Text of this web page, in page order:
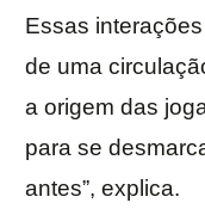
Essas
de uma
a origem das
para se
antes”, explica.